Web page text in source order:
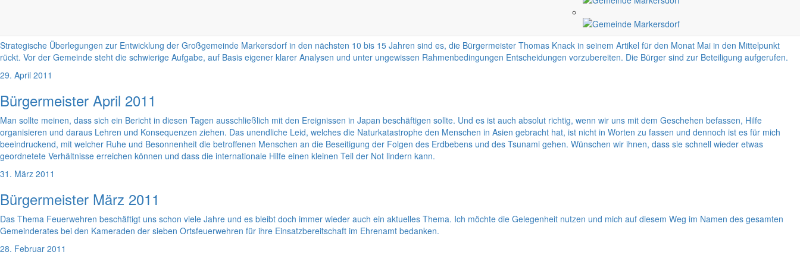
Strategische Überlegungen zur Entwicklung der Großgemeinde Markersdorf in den nächsten 10 bis 15 Jahren sind es, die Bürgermeister Thomas Knack in seinem Artikel für den Monat Mai in den Mittelpunkt
rückt. Vor der Gemeinde steht die schwierige Aufgabe, auf Basis eigener klarer Analysen und unter ungewissen Rahmenbedingungen Entscheidungen vorzubereiten. Die Bürger sind zur Beteiligung aufgerufen.
29. April 2011
Bürgermeister April 2011
Man sollte meinen, dass sich ein Bericht in diesen Tagen ausschließlich mit den Ereignissen in Japan beschäftigen sollte. Und es ist auch absolut richtig, wenn wir uns mit dem Geschehen befassen, Hilfe
organisieren und daraus Lehren und Konsequenzen ziehen. Das unendliche Leid, welches die Naturkatastrophe den Menschen in Asien gebracht hat, ist nicht in Worten zu fassen und dennoch ist es für mich
beeindruckend, mit welcher Ruhe und Besonnenheit die betroffenen Menschen an die Beseitigung der Folgen des Erdbebens und des Tsunami gehen. Wünschen wir ihnen, dass sie schnell wieder etwas
geordnetete Verhältnisse erreichen können und dass die internationale Hilfe einen kleinen Teil der Not lindern kann.
31. März 2011
Bürgermeister März 2011
Das Thema Feuerwehren beschäftigt uns schon viele Jahre und es bleibt doch immer wieder auch ein aktuelles Thema. Ich möchte die Gelegenheit nutzen und mich auf diesem Weg im Namen des gesamten
Gemeinderates bei den Kameraden der sieben Ortsfeuerwehren für ihre Einsatzbereitschaft im Ehrenamt bedanken.
28. Februar 2011